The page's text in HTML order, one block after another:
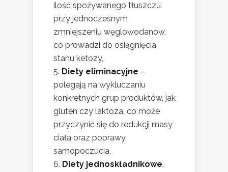
ilość spożywanego tłuszczu
przy jednoczesnym
zmniejszeniu węglowodanów,
co prowadzi do osiągnięcia
stanu ketozy,
Diety eliminacyjne –
polegają na wykluczaniu
konkretnych grup produktów, jak
gluten czy laktoza, co może
przyczynić się do redukcji masy
ciała oraz poprawy
samopoczucia,
Diety jednoskładnikowe,